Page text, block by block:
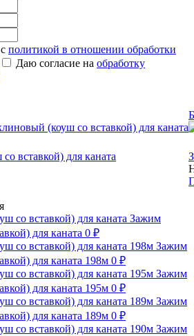
политикой в отношении обработки
Даю согласие на обработку
вставкой) для каната
Зажим
для каната 0 ₽
Зажим
для каната 198м 0 ₽
Зажим
для каната 195м 0 ₽
Зажим
для каната 189м 0 ₽
Зажим